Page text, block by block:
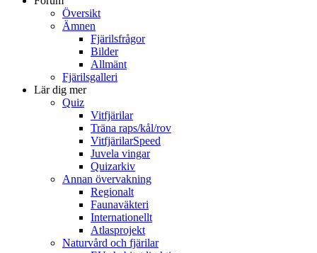
Översikt
Ämnen
Fjärilsfrågor
Bilder
Allmänt
Fjärilsgalleri
Lär dig mer
Quiz
Vitfjärilar
Träna raps/kål/rov
VitfjärilarSpeed
Juvela vingar
Quizarkiv
Annan övervakning
Regionalt
Faunaväkteri
Internationellt
Atlasprojekt
Naturvård och fjärilar